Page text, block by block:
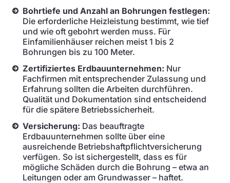
Bohrtiefe und Anzahl an Bohrungen festlegen:
Die erforderliche Heizleistung bestimmt, wie tief
und wie oft gebohrt werden muss. Für
Einfamilienhäuser reichen meist 1 bis 2
Bohrungen bis zu 100 Meter.
Zertifiziertes Erdbauunternehmen: Nur
Fachfirmen mit entsprechender Zulassung und
Erfahrung sollten die Arbeiten durchführen.
Qualität und Dokumentation sind entscheidend
für die spätere Betriebssicherheit.
Versicherung: Das beauftragte
Erdbauunternehmen sollte über eine
ausreichende Betriebshaftpflichtversicherung
verfügen. So ist sichergestellt, dass es für
mögliche Schäden durch die Bohrung – etwa an
Leitungen oder am Grundwasser – haftet.